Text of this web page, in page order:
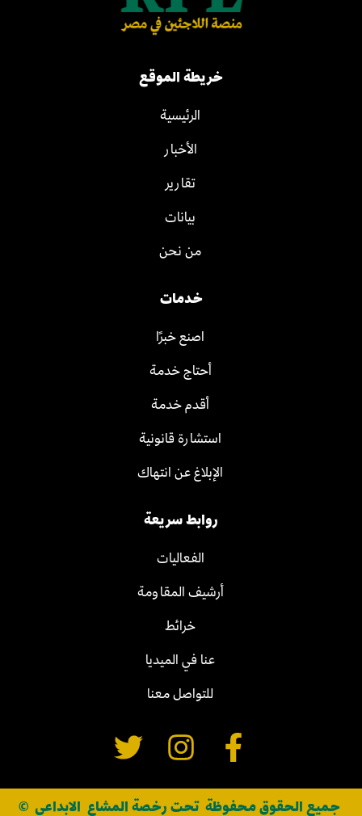
خريطة الموقع
الرئيسية
الأخبار
تقارير
بيانات
من نحن
خدمات
اصنع خبرًا
أحتاج خدمة
أقدم خدمة
استشارة قانونية
الإبلاغ عن انتهاك
روابط سريعة
الفعاليات
أرشيف المقاومة
خرائط
عنا في الميديا
للتواصل معنا
جميع الحقوق محفوظة تحت رخصة المشاع الابداعي ©